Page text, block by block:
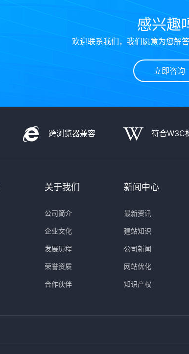
感兴趣
欢迎联系我们，我们愿意为您解
立即咨询
跨浏览器兼容 符合W3C
关于我们
公司简介
企业文化
发展历程
荣誉资质
合作伙伴
新闻中心
最新资讯
建站知识
公司新闻
网站优化
知识产权